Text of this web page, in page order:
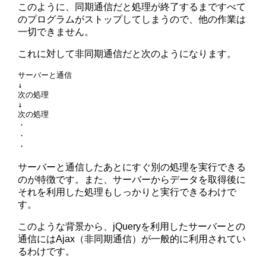
このように、同期通信だと処理が終了するまですべて
のプログラムがストップしてしまうので、他の作業は
一切できません。
これに対して非同期通信だと次のようになります。
サーバーと通信
↓
次の処理
↓
次の処理
・
・
サーバーと通信したあとにすぐ別の処理を実行できる
のが特徴です。また、サーバーからデータを取得後に
それを利用した処理もしっかりと実行できるわけで
す。
このような背景から、jQueryを利用したサーバーとの
通信にはAjax（非同期通信）が一般的に利用されてい
るわけです。